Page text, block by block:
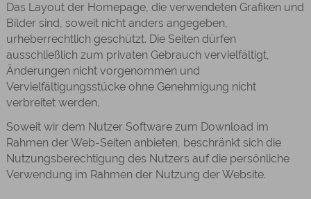
Das Layout der Homepage, die verwendeten Grafiken und
Bilder sind, soweit nicht anders angegeben,
urheberrechtlich geschützt. Die Seiten dürfen
ausschließlich zum privaten Gebrauch vervielfältigt,
Änderungen nicht vorgenommen und
Vervielfältigungsstücke ohne Genehmigung nicht
verbreitet werden.
Soweit wir dem Nutzer Software zum Download im
Rahmen der Web-Seiten anbieten, beschränkt sich die
Nutzungsberechtigung des Nutzers auf die persönliche
Verwendung im Rahmen der Nutzung der Website.